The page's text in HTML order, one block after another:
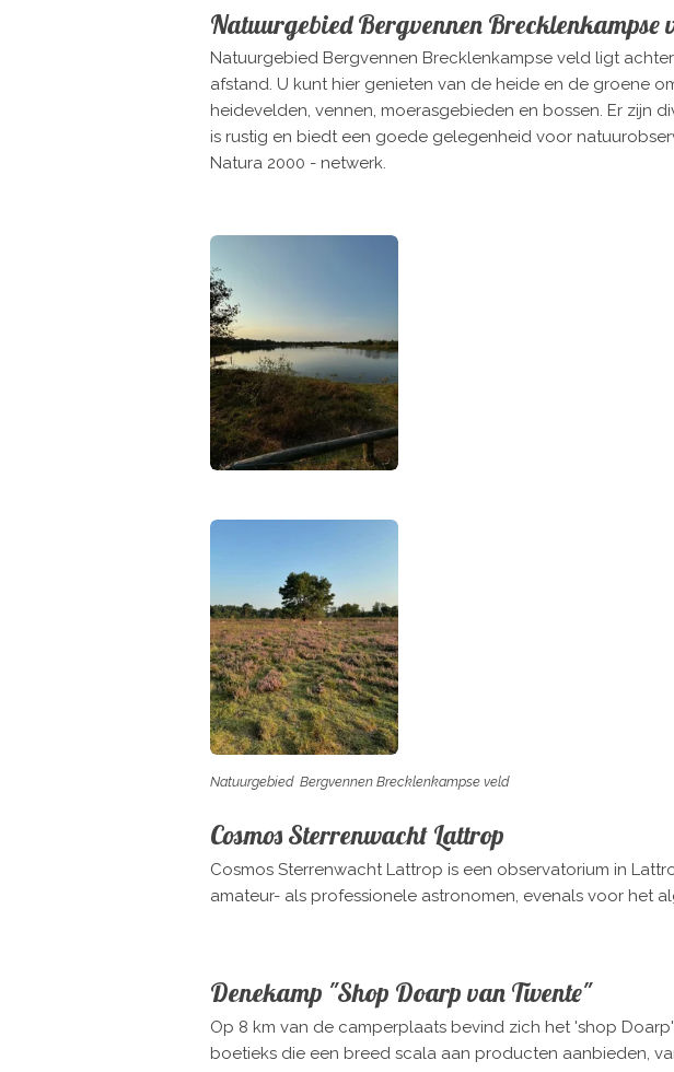
Natuurgebied Bergvennen Brecklenkampse
Natuurgebied Bergvennen Brecklenkampse veld ligt
afstand. U kunt hier genieten van de heide en de groene
heidevelden, vennen, moerasgebieden en bossen. Er zijn
is rustig en biedt een goede gelegenheid voor
Natura 2000 - netwerk.
Natuurgebied Bergvennen Brecklenkampse veld
Cosmos Sterrenwacht Lattrop
Cosmos Sterrenwacht Lattrop is een observatorium in
amateur- als professionele astronomen, evenals voor het
Denekamp "Shop Doarp van Twente"
Op 8 km van de camperplaats bevind zich het 'shop
boetieks die een breed scala aan producten aanbieden,